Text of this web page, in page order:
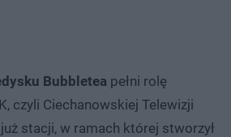
Bubbletea pełni rolę
czyli Ciechanowskiej Telewizji
stacji, w ramach której stworzył